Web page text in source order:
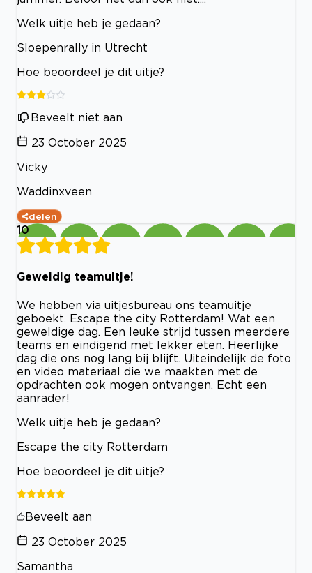
Welk uitje heb je gedaan?
Sloepenrally in Utrecht
Hoe beoordeel je dit uitje?
Beveelt niet aan
23 October 2025
Vicky
Waddinxveen
delen
10
Geweldig teamuitje!
We hebben via uitjesbureau ons teamuitje
geboekt. Escape the city Rotterdam! Wat een
geweldige dag. Een leuke strijd tussen meerdere
teams en eindigend met lekker eten. Heerlijke
dag die ons nog lang bij blijft. Uiteindelijk de foto
en video materiaal die we maakten met de
opdrachten ook mogen ontvangen. Echt een
aanrader!
Welk uitje heb je gedaan?
Escape the city Rotterdam
Hoe beoordeel je dit uitje?
Beveelt aan
23 October 2025
Samantha